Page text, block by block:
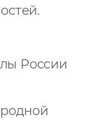
России